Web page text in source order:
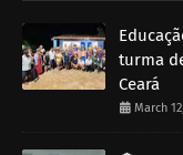
turma
Ceará
March